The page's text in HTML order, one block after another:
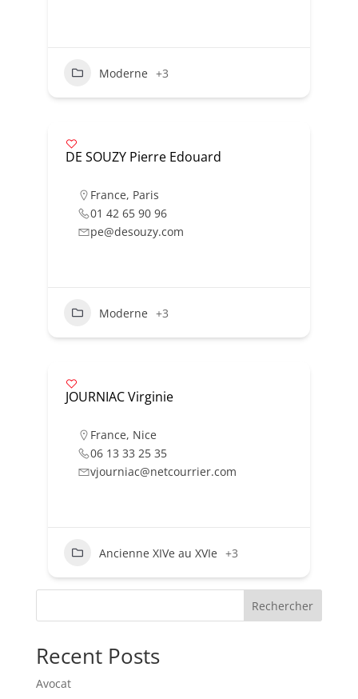
Moderne +3
DE SOUZY Pierre Edouard
France, Paris
01 42 65 90 96
pe@desouzy.com
Moderne +3
JOURNIAC Virginie
France, Nice
06 13 33 25 35
vjourniac@netcourrier.com
Ancienne XIVe au XVIe +3
Rechercher
Recent Posts
Avocat